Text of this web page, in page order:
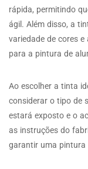
rápida, permitindo
ágil. Além disso, a
variedade de cores
para a pintura de
Ao escolher a tinta
considerar o tipo de
estará exposto e o
as instruções do
garantir uma pintura